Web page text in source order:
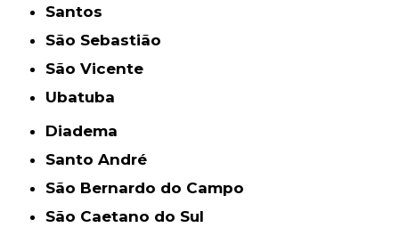
Santos
São Sebastião
São Vicente
Ubatuba
Diadema
Santo André
São Bernardo do Campo
São Caetano do Sul